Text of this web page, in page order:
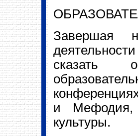
Завершая
сказать о
и Мефодия,
культуры.